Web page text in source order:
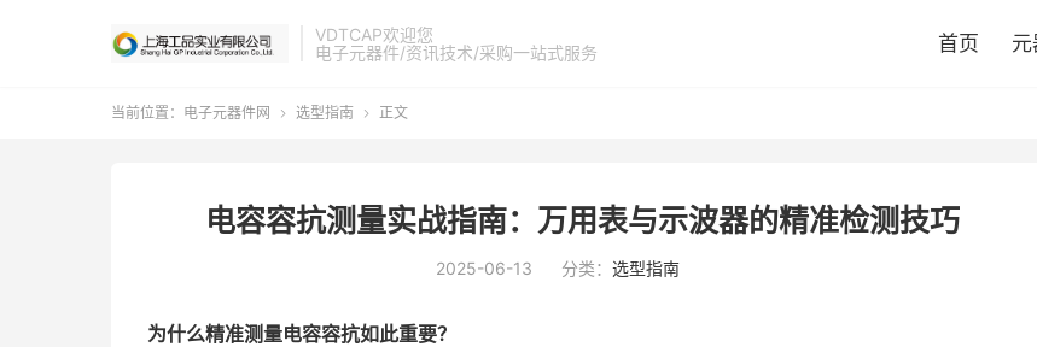
VDTCAP欢迎您
电子元器件/资讯技术/采购一站式服务
首页
当前位置： 电子元器件网  选型指南  正文
电容容抗测量实战指南：万用表与示波器的精准检测技巧
2025-06-13 分类： 选型指南
为什么精准测量电容容抗如此重要？